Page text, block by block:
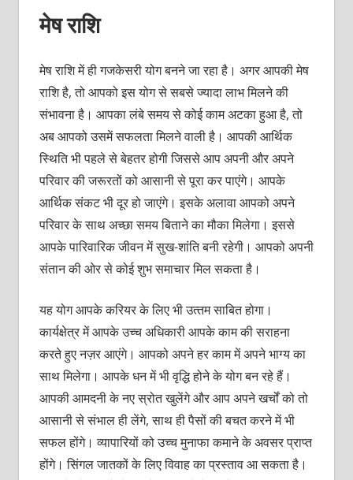
मेष राशि
मेष राशि में ही गजकेसरी योग बनने जा रहा है। अगर आपकी मेष
राशि है, तो आपको इस योग से सबसे ज्‍यादा लाभ मिलने की
संभावना है। आपका लंबे समय से कोई काम अटका हुआ है, तो
अब आपको उसमें सफलता मिलने वाली है। आपकी आर्थिक
स्थिति भी पहले से बेहतर होगी जिससे आप अपनी और अपने
परिवार की जरूरतों को आसानी से पूरा कर पाएंगे। आपके
आर्थिक संकट भी दूर हो जाएंगे। इसके अलावा आपको अपने
परिवार के साथ अच्‍छा समय बिताने का मौका मिलेगा। इससे
आपके पारिवारिक जीवन में सुख-शांति बनी रहेगी। आपको अपनी
संतान की ओर से कोई शुभ समाचार मिल सकता है।
यह योग आपके करियर के लिए भी उत्‍तम साबित होगा।
कार्यक्षेत्र में आपके उच्‍च अधिकारी आपके काम की सराहना
करते हुए नज़र आएंगे। आपको अपने हर काम में अपने भाग्‍य का
साथ मिलेगा। आपके धन में भी वृद्धि होने के योग बन रहे हैं।
आपकी आमदनी के नए स्रोत खुलेंगे और आप अपने खर्चों को तो
आसानी से संभाल ही लेंगे, साथ ही पैसों की बचत करने में भी
सफल होंगे। व्‍यापारियों को उच्‍च मुनाफा कमाने के अवसर प्राप्‍त
होंगे। सिंगल जातकों के लिए विवाह का प्रस्‍ताव आ सकता है।